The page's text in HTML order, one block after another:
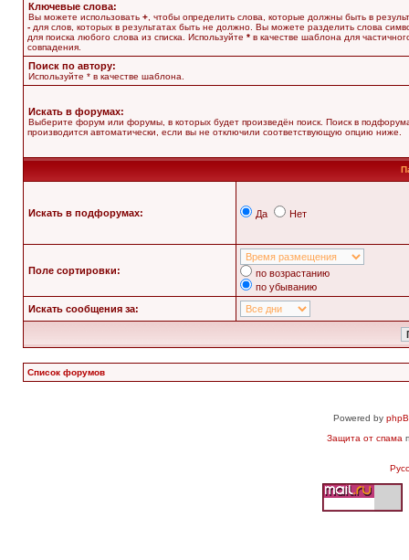
Ключевые слова:
Вы можете использовать + , чтобы определить слова, которые должны быть в
- для слов, которых в результатах быть не должно. Вы можете разделить слова
для поиска любого слова из списка. Используйте * в качестве шаблона для
совпадения.
Поиск по автору:
Используйте * в качестве шаблона.
Искать в форумах:
Выберите форум или форумы, в которых будет произведён поиск. Поиск в
производится автоматически, если вы не отключили соответствующую опцию ниже.
Искать в подфорумах: Да Нет
Поле сортировки:
по возрастанию
по убыванию
Искать сообщения за:
Список форумов
Powered by
Защита от спама